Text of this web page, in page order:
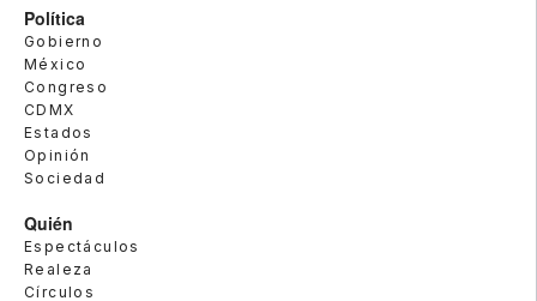
Política
Gobierno
México
Congreso
CDMX
Estados
Opinión
Sociedad
Quién
Espectáculos
Realeza
Círculos